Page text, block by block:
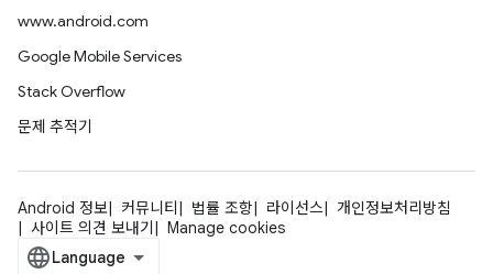
www.android.com
Google Mobile Services
Stack Overflow
문제 추적기
Android 정보 커뮤니티 법률 조항 라이선스
개인정보처리방침
사이트 의견 보내기
Manage cookies